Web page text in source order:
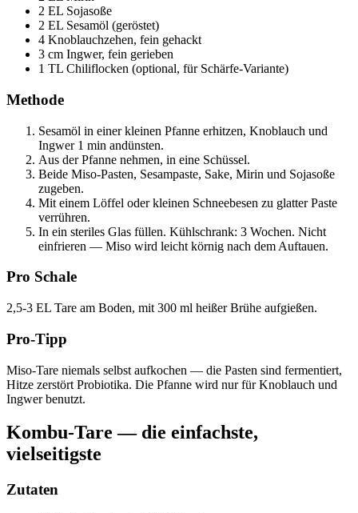
2 EL Sojasoße
2 EL Sesamöl (geröstet)
4 Knoblauchzehen, fein gehackt
3 cm Ingwer, fein gerieben
1 TL Chiliflocken (optional, für Schärfe-Variante)
Methode
Sesamöl in einer kleinen Pfanne erhitzen, Knoblauch und
Ingwer 1 min andünsten.
Aus der Pfanne nehmen, in eine Schüssel.
Beide Miso-Pasten, Sesampaste, Sake, Mirin und Sojasoße
zugeben.
Mit einem Löffel oder kleinen Schneebesen zu glatter Paste
verrühren.
In ein steriles Glas füllen. Kühlschrank: 3 Wochen. Nicht
einfrieren — Miso wird leicht körnig nach dem Auftauen.
Pro Schale
2,5-3 EL Tare am Boden, mit 300 ml heißer Brühe aufgießen.
Pro-Tipp
Miso-Tare niemals selbst aufkochen — die Pasten sind fermentiert,
Hitze zerstört Probiotika. Die Pfanne wird nur für Knoblauch und
Ingwer benutzt.
Kombu-Tare — die einfachste,
vielseitigste
Zutaten